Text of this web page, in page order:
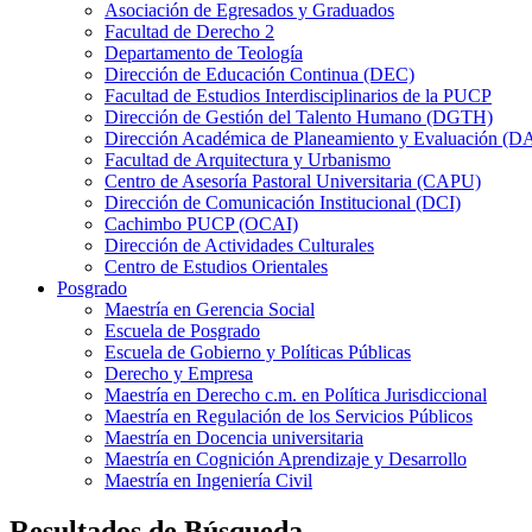
Asociación de Egresados y Graduados
Facultad de Derecho 2
Departamento de Teología
Dirección de Educación Continua (DEC)
Facultad de Estudios Interdisciplinarios de la PUCP
Dirección de Gestión del Talento Humano (DGTH)
Dirección Académica de Planeamiento y Evaluación
Facultad de Arquitectura y Urbanismo
Centro de Asesoría Pastoral Universitaria (CAPU)
Dirección de Comunicación Institucional (DCI)
Cachimbo PUCP (OCAI)
Dirección de Actividades Culturales
Centro de Estudios Orientales
Posgrado
Maestría en Gerencia Social
Escuela de Posgrado
Escuela de Gobierno y Políticas Públicas
Derecho y Empresa
Maestría en Derecho c.m. en Política Jurisdiccional
Maestría en Regulación de los Servicios Públicos
Maestría en Docencia universitaria
Maestría en Cognición Aprendizaje y Desarrollo
Maestría en Ingeniería Civil